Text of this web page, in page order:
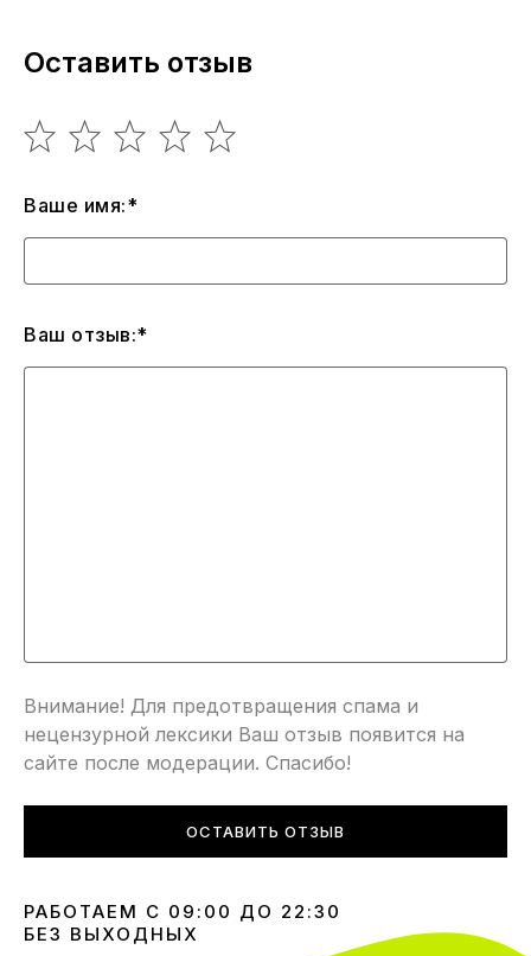
Оставить отзыв
Ваше имя:*
Ваш отзыв:*
Внимание! Для предотвращения спама и
нецензурной лексики Ваш отзыв появится на
сайте после модерации. Спасибо!
ОСТАВИТЬ ОТЗЫВ
РАБОТАЕМ С 09:00 ДО 22:30
БЕЗ ВЫХОДНЫХ